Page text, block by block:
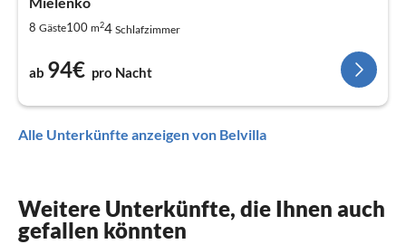
8 Gäste100 m24 Schlafzimmer
ab 94€ pro Nacht
Alle Unterkünfte anzeigen von Belvilla
Weitere Unterkünfte, die Ihnen auch
gefallen könnten